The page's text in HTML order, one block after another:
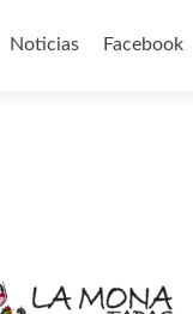
Noticias Facebook